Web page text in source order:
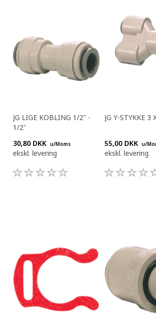
JG LIGE KOBLING 1/2" -
1/2"
30,80 DKK u/Moms
ekskl. levering
JG Y-STYKKE 3
55,00 DKK u/
ekskl. levering